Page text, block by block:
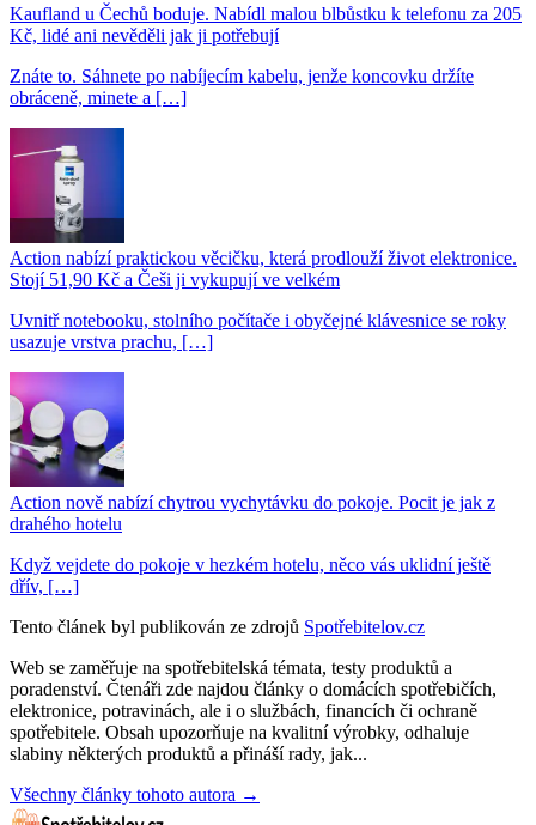
Kaufland u Čechů boduje. Nabídl malou blbůstku k telefonu za 205
Kč, lidé ani nevěděli jak ji potřebují
Znáte to. Sáhnete po nabíjecím kabelu, jenže koncovku držíte
obráceně, minete a […]
Action nabízí praktickou věcičku, která prodlouží život elektronice.
Stojí 51,90 Kč a Češi ji vykupují ve velkém
Uvnitř notebooku, stolního počítače i obyčejné klávesnice se roky
usazuje vrstva prachu, […]
Action nově nabízí chytrou vychytávku do pokoje. Pocit je jak z
drahého hotelu
Když vejdete do pokoje v hezkém hotelu, něco vás uklidní ještě
dřív, […]
Tento článek byl publikován ze zdrojů Spotřebitelov.cz
Web se zaměřuje na spotřebitelská témata, testy produktů a
poradenství. Čtenáři zde najdou články o domácích spotřebičích,
elektronice, potravinách, ale i o službách, financích či ochraně
spotřebitele. Obsah upozorňuje na kvalitní výrobky, odhaluje
slabiny některých produktů a přináší rady, jak...
Všechny články tohoto autora →